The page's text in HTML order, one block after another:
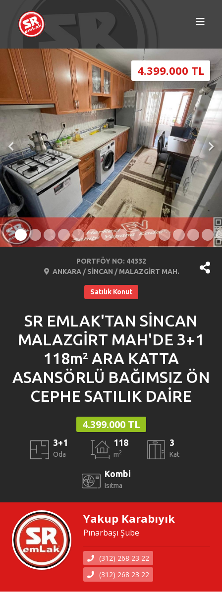
4.399.000 TL
PORTFÖY NO: 44332
ANKARA / SİNCAN / MALAZGİRT MAH.
Satılık Konut
SR EMLAK'TAN SİNCAN
MALAZGİRT MAH'DE 3+1
118m² ARA KATTA
ASANSÖRLÜ BAĞIMSIZ ÖN
CEPHE SATILIK DAİRE
4.399.000 TL
3+1
Oda
118
m2
3
Kat
Kombi
Isıtma
Yakup Karabıyık
Pınarbaşı Şube
(312) 268 23 22
(312) 268 23 22